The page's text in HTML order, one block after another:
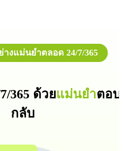
งแม่นยำตลอด 24/7/365
365 ด้วยแม่นยำตอบ
กลับ